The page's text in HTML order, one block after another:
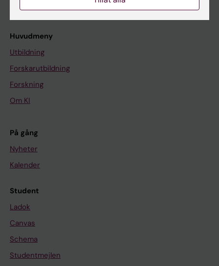
Huvudmeny
Utbildning
Forskarutbildning
Forskning
Om KI
På gång
Nyheter
Kalender
Student
Ladok
Canvas
Schema
Studentmejlen